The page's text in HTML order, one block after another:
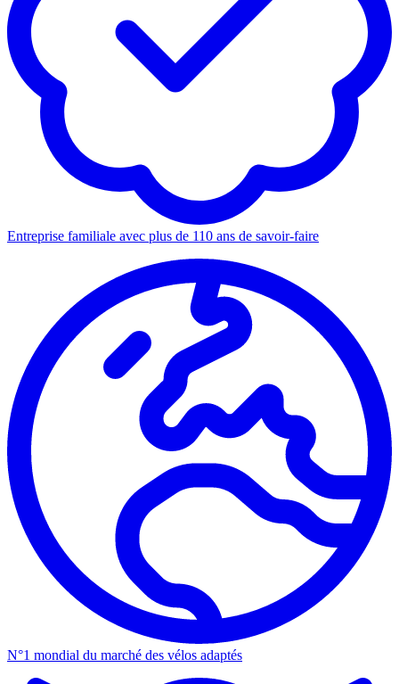
Entreprise familiale avec plus de 110 ans de savoir-faire
N°1 mondial du marché des vélos adaptés